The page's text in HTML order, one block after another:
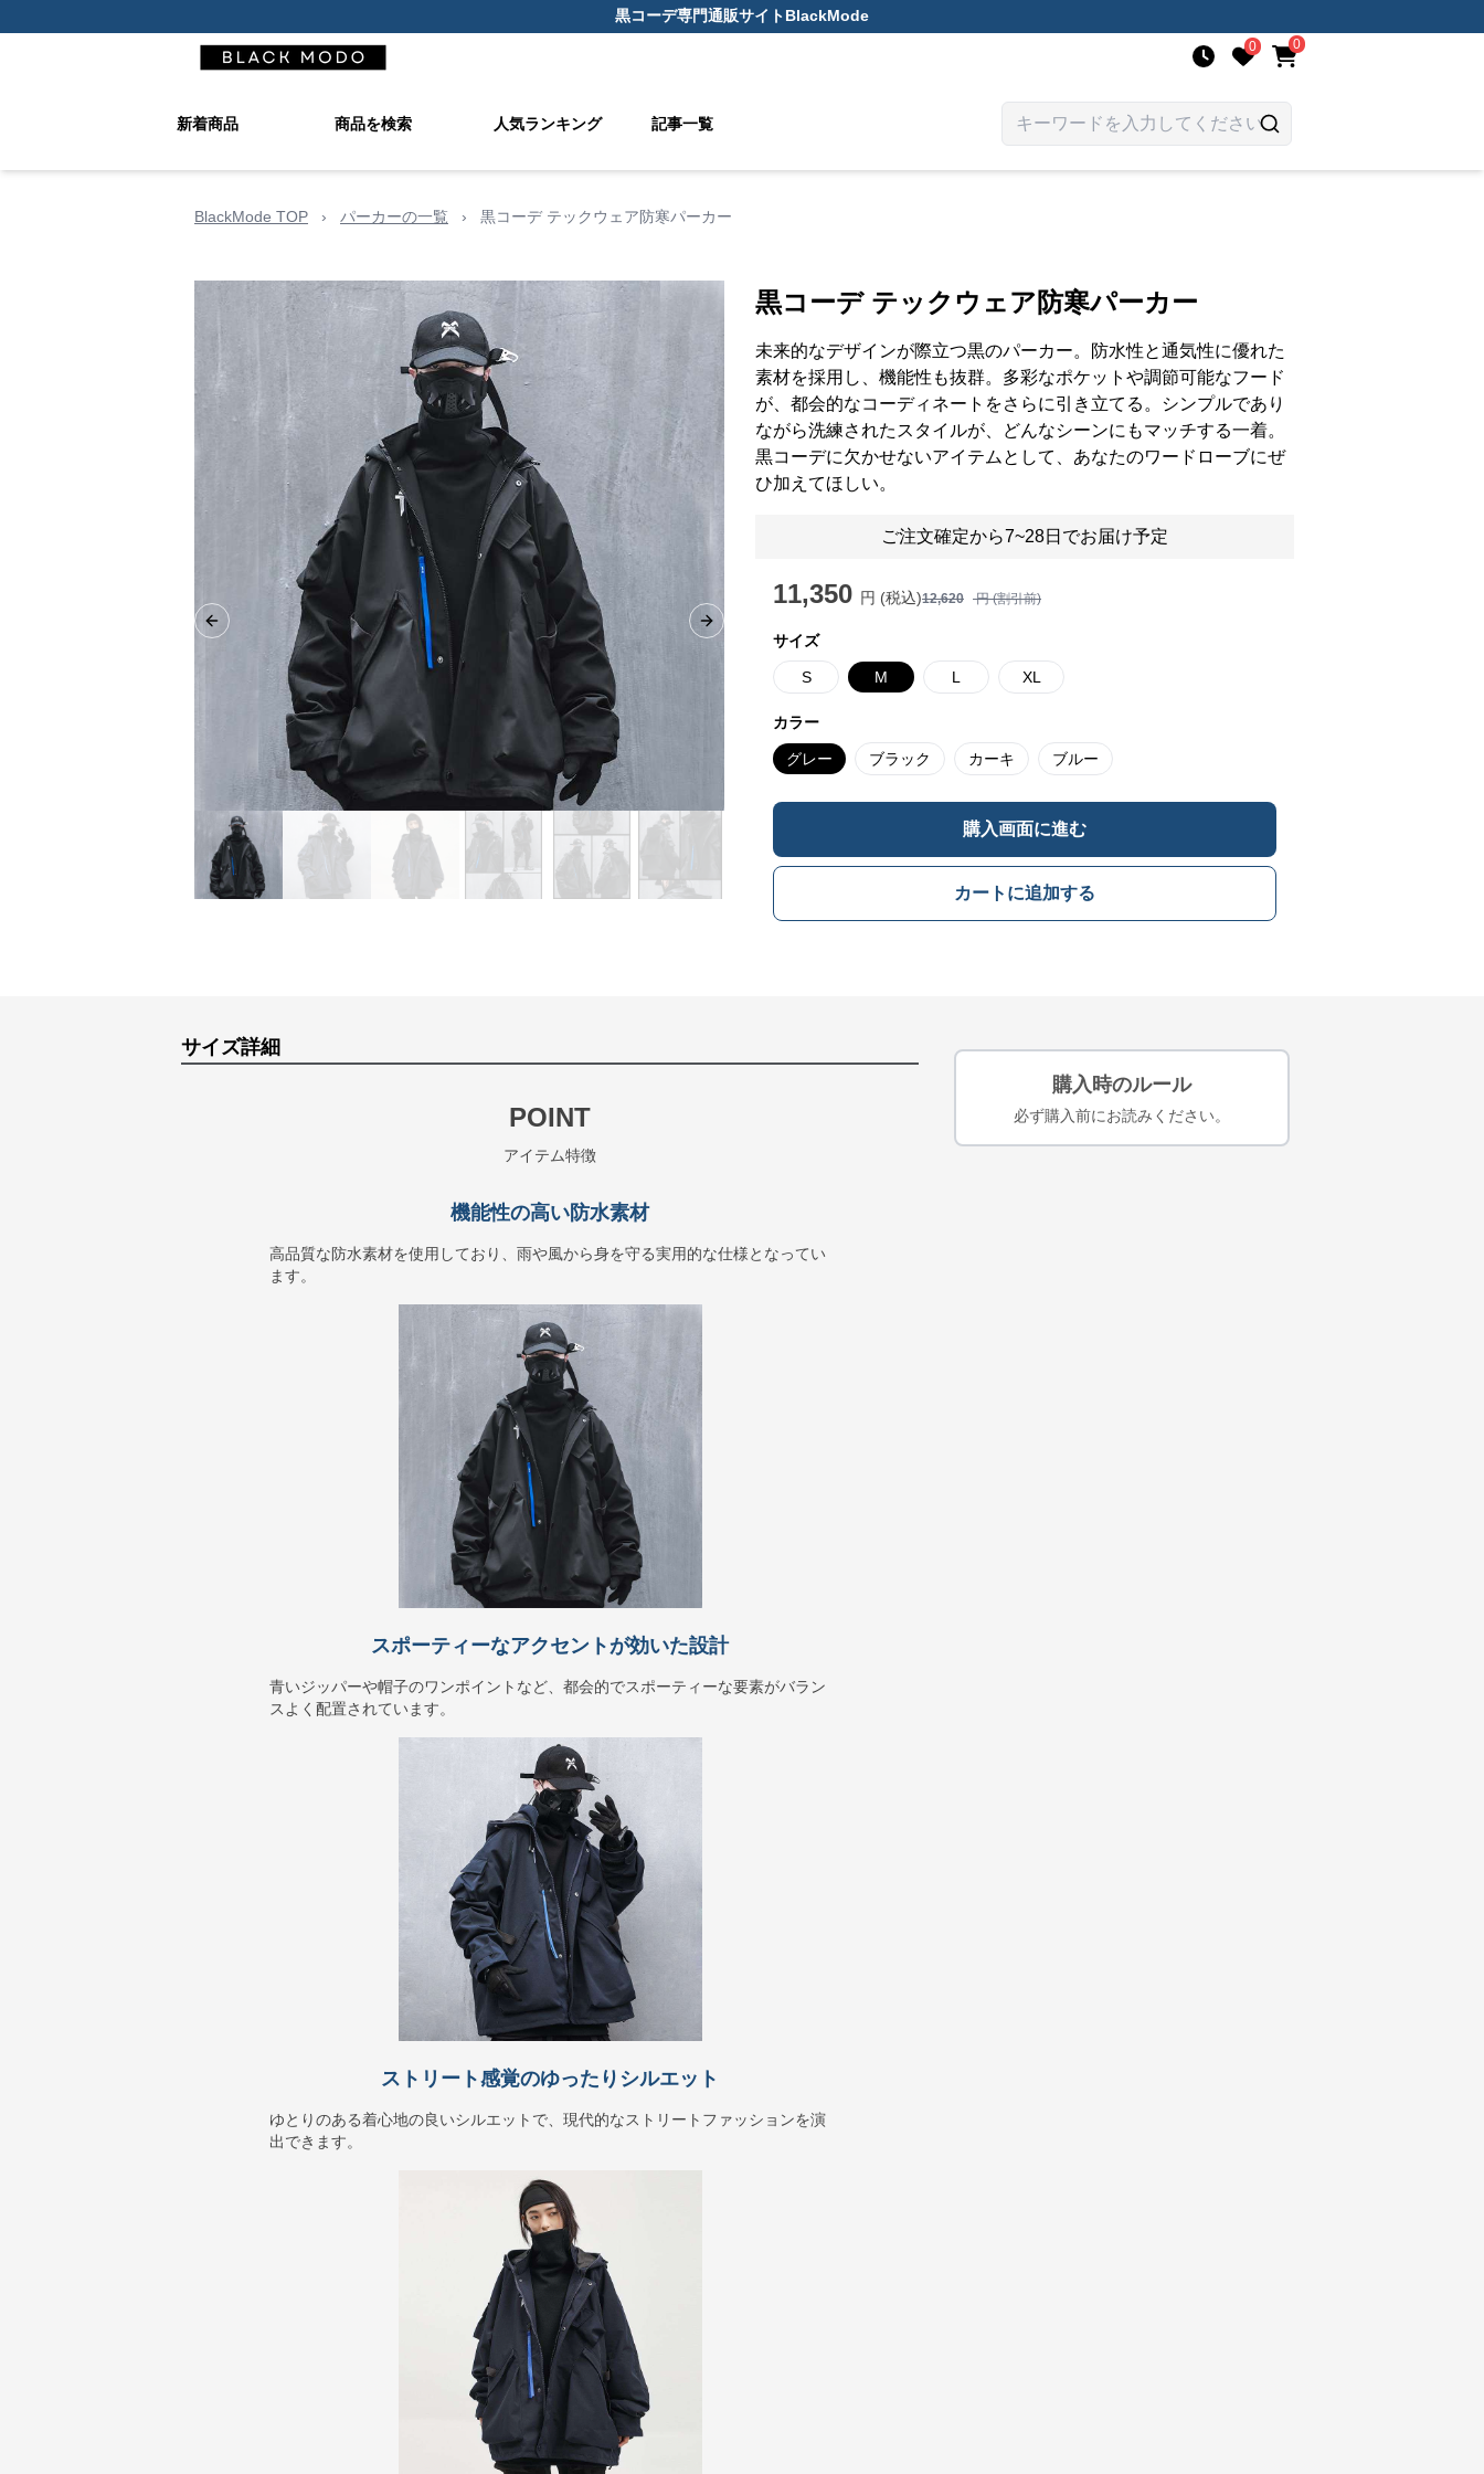
黒コーデ専門通販サイトBlackMode
0 0
新着商品 商品を検索 人気ランキング 記事一覧
BlackMode TOP › パーカーの一覧 › 黒コーデ テックウェア防寒パーカー
Previous slide Next slide
黒コーデ テックウェア防寒パーカー
未来的なデザインが際立つ黒のパーカー。防水性と通気性に優れた
素材を採用し、機能性も抜群。多彩なポケットや調節可能なフード
が、都会的なコーディネートをさらに引き立てる。シンプルであり
ながら洗練されたスタイルが、どんなシーンにもマッチする一着。
黒コーデに欠かせないアイテムとして、あなたのワードローブにぜ
ひ加えてほしい。
ご注文確定から7~28日でお届け予定
11,350 円 (税込)12,620 円 (割引前)
サイズ
S M L XL
カラー
グレー ブラック カーキ ブルー
購入画面に進む
カートに追加する
サイズ詳細
POINT
アイテム特徴
機能性の高い防水素材
高品質な防水素材を使用しており、雨や風から身を守る実用的な仕様となってい
ます。
スポーティーなアクセントが効いた設計
青いジッパーや帽子のワンポイントなど、都会的でスポーティーな要素がバラン
スよく配置されています。
ストリート感覚のゆったりシルエット
ゆとりのある着心地の良いシルエットで、現代的なストリートファッションを演
出できます。
購入時のルール
必ず購入前にお読みください。